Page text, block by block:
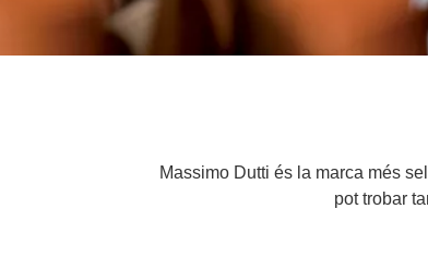
Massimo Dutti és la marca més
pot trobar